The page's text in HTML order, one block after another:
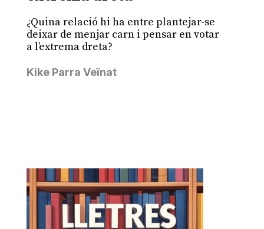
¿Quina relació hi ha entre plantejar-se
deixar de menjar carn i pensar en votar
a l’extrema dreta?
Kike Parra Veïnat